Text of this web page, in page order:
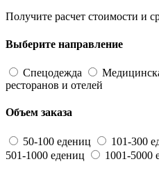
Получите расчет стоимости и
Выберите направление
Спецодежда
ресторанов и отелей
Объем заказа
50-100 едениц 101-300
501-1000 едениц
1001-5000